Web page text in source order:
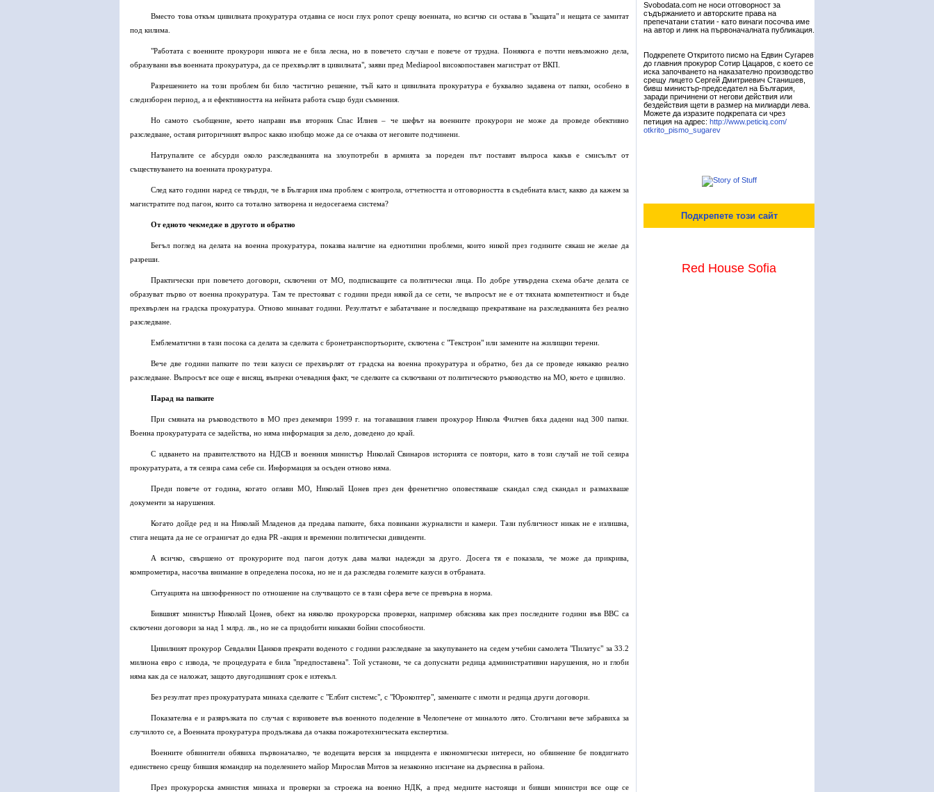
Вместо това откъм цивилната прокуратура отдавна се носи глух ропот срещу военната, но всичко си остава в "къщата" и нещата се замитат
под килима.
"Работата с военните прокурори никога не е била лесна, но в повечето случаи е повече от трудна. Понякога е почти невъзможно дела,
образувани във военната прокуратура, да се прехвърлят в цивилната", заяви пред Mediapool високопоставен магистрат от ВКП.
Разрешението на този проблем би било частично решение, тъй като и цивилната прокуратура е буквално задавена от папки, особено в
следизборен период, а и ефективността на нейната работа също буди съмнения.
Но самото съобщение, което направи във вторник Спас Илиев – че шефът на военните прокурори не може да проведе обективно
разследване, оставя риторичният въпрос какво изобщо може да се очаква от неговите подчинени.
Натрупалите се абсурди около разследванията на злоупотреби в армията за пореден път поставят въпроса какъв е смисълът от
съществуването на военната прокуратура.
След като години наред се твърди, че в България има проблем с контрола, отчетността и отговорността в съдебната власт, какво да кажем за
магистратите под пагон, които са тотално затворена и недосегаема система?
От едното чекмедже в другото и обратно
Бегъл поглед на делата на военна прокуратура, показва наличие на еднотипни проблеми, които никой през годините сякаш не желае да
разреши.
Практически при повечето договори, сключени от МО, подписващите са политически лица. По добре утвърдена схема обаче делата се
образуват първо от военна прокуратура. Там те престояват с години преди някой да се сети, че въпросът не е от тяхната компетентност и бъде
прехвърлен на градска прокуратура. Отново минават години. Резултатът е забатачване и последващо прекратяване на разследванията без реално
разследване.
Емблематични в тази посока са делата за сделката с бронетранспортьорите, сключена с "Текстрон" или замените на жилищни терени.
Вече две години папките по тези казуси се прехвърлят от градска на военна прокуратура и обратно, без да се проведе някакво реално
разследване. Въпросът все още е висящ, въпреки очевадния факт, че сделките са сключвани от политическото ръководство на МО, което е цивилно.
Парад на папките
При смяната на ръководството в МО през декември 1999 г. на тогавашния главен прокурор Никола Филчев бяха дадени над 300 папки.
Военна прокуратурата се задейства, но няма информация за дело, доведено до край.
С идването на правителството на НДСВ и военния министър Николай Свинаров историята се повтори, като в този случай не той сезира
прокуратурата, а тя сезира сама себе си. Информация за осъден отново няма.
Преди повече от година, когато оглави МО, Николай Цонев през ден френетично оповестяваше скандал след скандал и размахваше
документи за нарушения.
Когато дойде ред и на Николай Младенов да предава папките, бяха повикани журналисти и камери. Тази публичност никак не е излишна,
стига нещата да не се ограничат до една PR -акция и временни политически дивиденти.
А всичко, свършено от прокурорите под пагон дотук дава малки надежди за друго. Досега тя е показала, че може да прикрива,
компрометира, насочва внимание в определена посока, но не и да разследва големите казуси в отбраната.
Ситуацията на шизофренност по отношение на случващото се в тази сфера вече се превърна в норма.
Бившият министър Николай Цонев, обект на няколко прокурорска проверки, например обяснява как през последните години във ВВС са
сключени договори за над 1 млрд. лв., но не са придобити никакви бойни способности.
Цивилният прокурор Севдалин Цанков прекрати воденото с години разследване за закупуването на седем учебни самолета "Пилатус" за 33.2
милиона евро с извода, че процедурата е била "предпоставена". Той установи, че са допуснати редица административни нарушения, но и глоби
няма как да се наложат, защото двугодишният срок е изтекъл.
Без резултат през прокуратурата минаха сделките с "Елбит системс", с "Юрокоптер", заменките с имоти и редица други договори.
Показателна е и развръзката по случая с взривовете във военното поделение в Челопечене от миналото лято. Столичани вече забравиха за
случилото се, а Военната прокуратура продължава да очаква пожаротехническата експертиза.
Военните обвинители обявиха първоначално, че водещата версия за инцидента е икономически интереси, но обвинение бе повдигнато
единствено срещу бившия командир на поделението майор Мирослав Митов за незаконно изсичане на дървесина в района.
През прокурорска амнистия минаха и проверки за строежа на военно НДК, а пред медиите настоящи и бивши министри все още се
Svobodata.com не носи отговорност за
съдържанието и авторските права на
препечатани статии - като винаги посочва име
на автор и линк на първоначалната публикация.
Подкрепете Откритото писмо на Едвин Сугарев
до главния прокурор Сотир Цацаров, с което се
иска започването на наказателно производство
срещу лицето Сергей Дмитриевич Станишев,
бивш министър-председател на България,
заради причинени от негови действия или
бездействия щети в размер на милиарди лева.
Можете да изразите подкрепата си чрез
петиция на адрес: http://www.peticiq.com/
otkrito_pismo_sugarev
Подкрепете този сайт
Red House Sofia